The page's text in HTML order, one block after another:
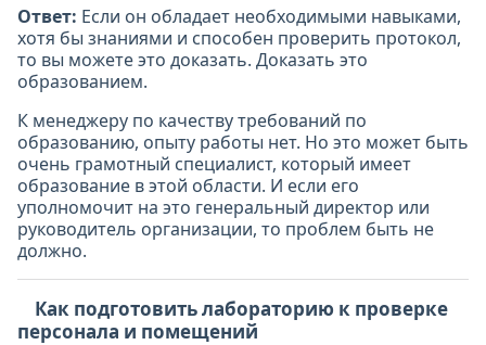
Ответ: Если он обладает необходимыми навыками,
хотя бы знаниями и способен проверить протокол,
то вы можете это доказать. Доказать это
образованием.
К менеджеру по качеству требований по
образованию, опыту работы нет. Но это может быть
очень грамотный специалист, который имеет
образование в этой области. И если его
уполномочит на это генеральный директор или
руководитель организации, то проблем быть не
должно.
Как подготовить лабораторию к проверке
персонала и помещений